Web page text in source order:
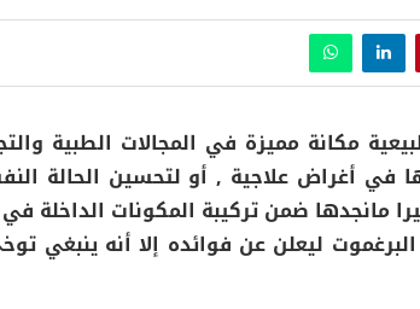
مكانة مميزة في المجالات الطبية
أغراض علاجية , أو لتحسين الحالة
مانجدها ضمن تركيبة المكونات الداخلة
ليعلن عن فوائده إلا أنه ينبغي